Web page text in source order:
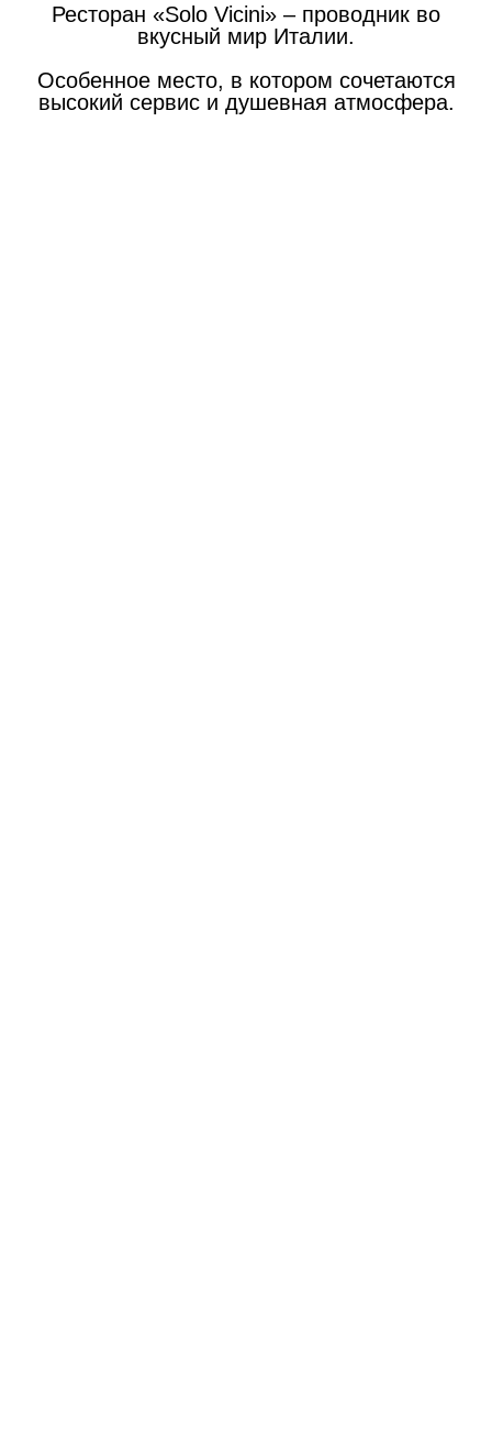
Ресторан «‎Solo Vicini»‎ – проводник во
вкусный мир Италии.
Особенное место, в котором сочетаются
высокий сервис и душевная атмосфера.